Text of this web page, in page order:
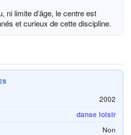
ni limite d’âge, le centre est
et curieux de cette discipline.
2002
danse loisir
Non